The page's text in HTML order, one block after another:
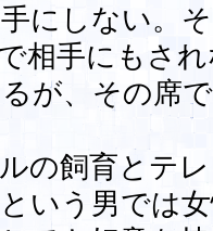
にしない。
相手にもさ
が、その席
の飼育とテ
いう男では